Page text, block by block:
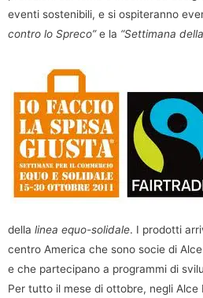
eventi sostenibili, e si ospiteranno
contro lo Spreco”e la “Settimana
della linea equo-solidale. I prodotti
centro America che sono socie di
e che partecipano a programmi di
Per tutto il mese di ottobre, negli Alce